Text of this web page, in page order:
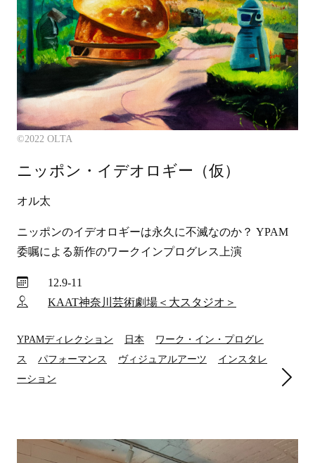
©️2022 OLTA
ニッポン・イデオロギー（仮）
オル太
ニッポンのイデオロギーは永久に不滅なのか？ YPAM
委嘱による新作のワークインプログレス上演
12.9-11
KAAT神奈川芸術劇場＜大スタジオ＞
YPAMディレクション 日本
ワーク・イン・プログレ
ス
パフォーマンス ヴィジュアルアーツ
インスタレ
ーション